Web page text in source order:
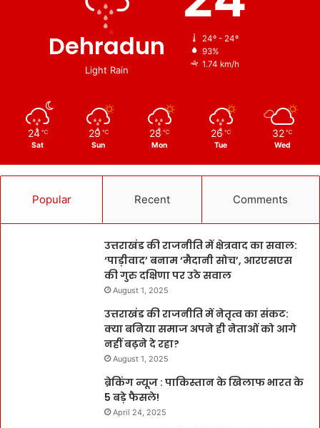
Dehradun
Light Rain
24º - 24º
93%
1.74 km/h
24 ℃
Sat
29 ℃
Sun
28 ℃
Mon
26 ℃
Tue
32 ℃
Wed
Popular Recent Comments
उत्तराखंड की राजनीति में क्षेत्रवाद का सवाल:
‘पाड़ीवाद’ बनाम ‘मैदानी सोच’, आरएसएस
की गुरु दक्षिणा पर उठे सवाल
August 1, 2025
उत्तराखंड की राजनीति में नेतृत्व का संकट:
क्या बनिया समाज अपने ही नेताओं को आगे
नहीं बढ़ने दे रहा?
August 1, 2025
ब्रेकिंग न्यूज : पाकिस्तान के खिलाफ भारत के
5 बड़े फैसले!
April 24, 2025